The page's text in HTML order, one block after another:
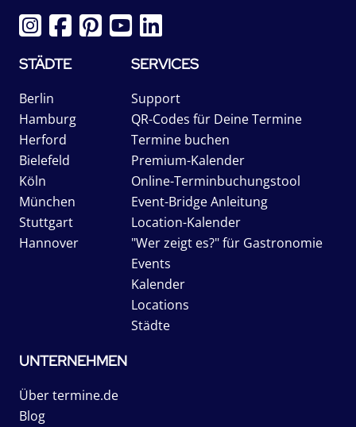
STÄDTE
Berlin
Hamburg
Herford
Bielefeld
Köln
München
Stuttgart
Hannover
SERVICES
Support
QR-Codes für Deine Termine
Termine buchen
Premium-Kalender
Online-Terminbuchungstool
Event-Bridge Anleitung
Location-Kalender
"Wer zeigt es?" für Gastronomie
Events
Kalender
Locations
Städte
UNTERNEHMEN
Über termine.de
Blog